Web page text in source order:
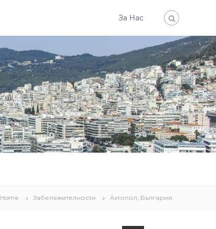
За Нас
Home Забележителности Ахтопол, България